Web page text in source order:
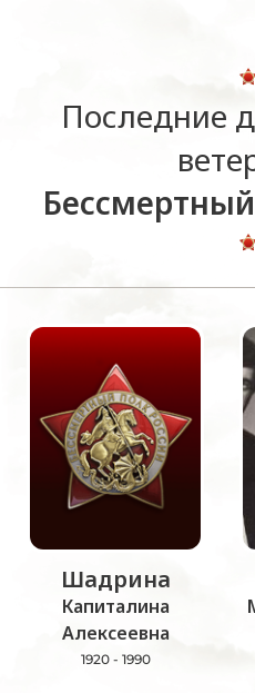
Последние
Шадрина
Капиталина
Алексеевна
1920 - 1990